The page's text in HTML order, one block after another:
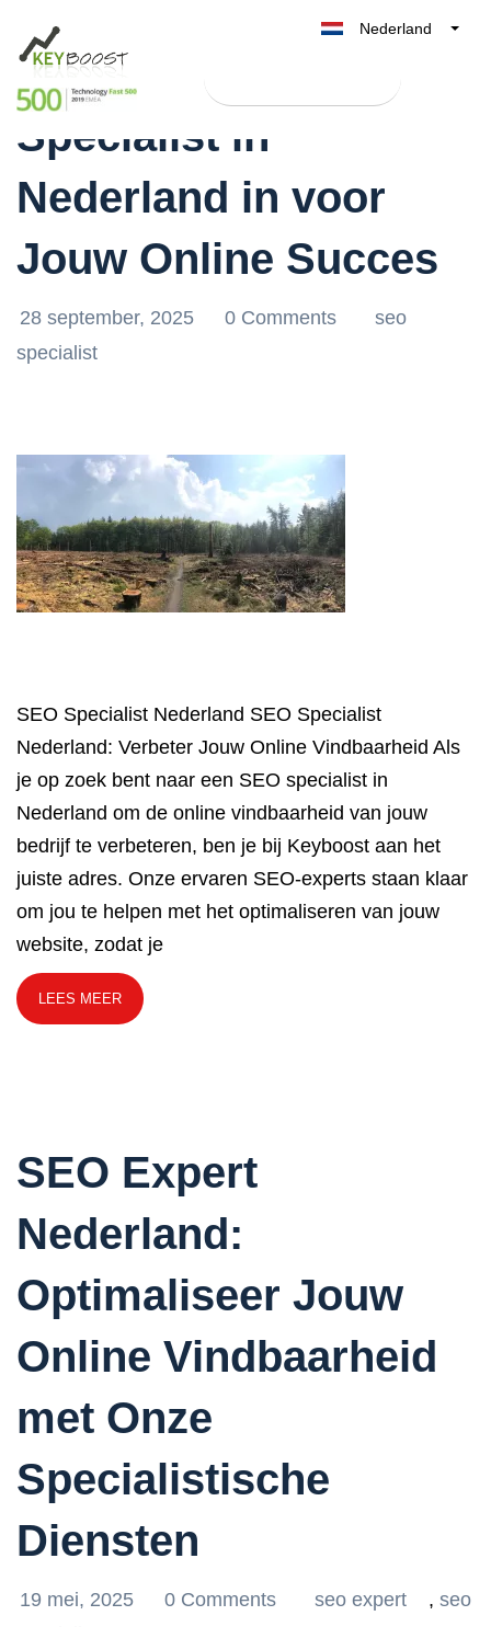
Nederland
België
UK
Italia
Huur de Beste SEO
Specialist in
Nederland in voor
Jouw Online Succes
28 september, 2025 0 Comments
seo
specialist
SEO Specialist Nederland SEO Specialist
Nederland: Verbeter Jouw Online Vindbaarheid Als
je op zoek bent naar een SEO specialist in
Nederland om de online vindbaarheid van jouw
bedrijf te verbeteren, ben je bij Keyboost aan het
juiste adres. Onze ervaren SEO-experts staan klaar
om jou te helpen met het optimaliseren van jouw
website, zodat je
LEES MEER
SEO Expert
Nederland:
Optimaliseer Jouw
Online Vindbaarheid
met Onze
Specialistische
Diensten
19 mei, 2025 0 Comments seo expert , seo